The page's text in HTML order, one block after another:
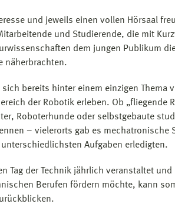
und jeweils einen vollen Hörsaal
und Studierende, die mit
dem jungen Publikum
näherbrachten.
bereits hinter einem einzigen Thema
der Robotik erleben. Ob „fliegende
Roboterhunde oder selbstgebaute
– vielerorts gab es mechatronische
Aufgaben erledigten.
Tag der Technik jährlich veranstaltet
Berufen fördern möchte, kann